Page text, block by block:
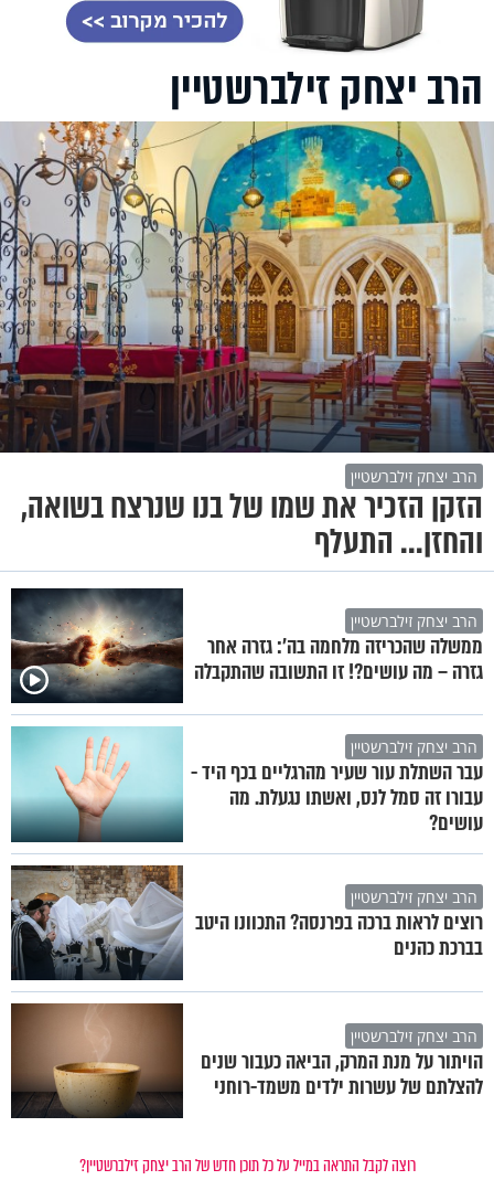
הרב יצחק זילברשטיין
הרב יצחק זילברשטיין
הזקן הזכיר את שמו של בנו שנרצח בשואה,
והחזן... התעלף
הרב יצחק זילברשטיין
ממשלה שהכריזה מלחמה בה’: גזרה אחר
גזרה – מה עושים?! זו התשובה שהתקבלה
הרב יצחק זילברשטיין
עבר השתלת עור שעיר מהרגליים בכף היד -
עבורו זה סמל לנס, ואשתו נגעלת. מה
עושים?
הרב יצחק זילברשטיין
רוצים לראות ברכה בפרנסה? התכוונו היטב
בברכת כהנים
הרב יצחק זילברשטיין
הויתור על מנת המרק, הביאה כעבור שנים
להצלתם של עשרות ילדים משמד-רוחני
רוצה לקבל התראה במייל על כל תוכן חדש של הרב יצחק זילברשטיין?